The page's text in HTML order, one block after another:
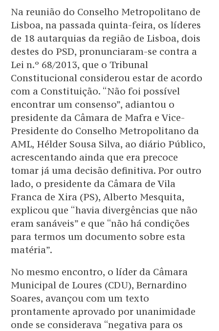
Na reunião do Conselho Metropolitano de
Lisboa, na passada quinta-feira, os líderes
de 18 autarquias da região de Lisboa, dois
destes do PSD, pronunciaram-se contra a
Lei n.º 68/2013, que o Tribunal
Constitucional considerou estar de acordo
com a Constituição. “Não foi possível
encontrar um consenso”, adiantou o
presidente da Câmara de Mafra e Vice-
Presidente do Conselho Metropolitano da
AML, Hélder Sousa Silva, ao diário Público,
acrescentando ainda que era precoce
tomar já uma decisão definitiva. Por outro
lado, o presidente da Câmara de Vila
Franca de Xira (PS), Alberto Mesquita,
explicou que “havia divergências que não
eram sanáveis” e que “não há condições
para termos um documento sobre esta
matéria”.
No mesmo encontro, o líder da Câmara
Municipal de Loures (CDU), Bernardino
Soares, avançou com um texto
prontamente aprovado por unanimidade
onde se considerava “negativa para os